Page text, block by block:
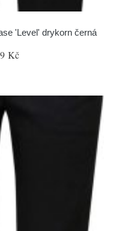
'Level' drykorn černá
Kč